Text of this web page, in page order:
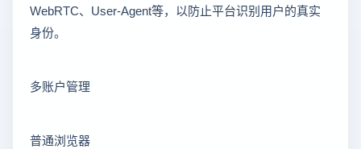
WebRTC、User-Agent等，以防止平台识别用户的真实
身份。
多账户管理
普通浏览器